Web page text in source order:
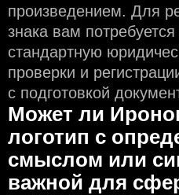
произведением. Для
знака вам
стандартную
проверки и
с подготовкой
Может ли
логотип с
смыслом или
важной для